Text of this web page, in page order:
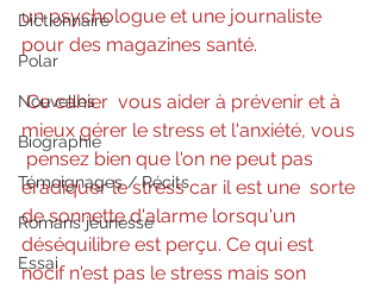
Dictionnaire
Polar
Nouvelles
Biographie
Témoignages / Récits
Romans jeunesse
Essai
un psychologue et une journaliste
pour des magazines santé.
Ce cahier  vous aider à prévenir et à
mieux gérer le stress et l'anxiété, vous
pensez bien que l'on ne peut pas
éradiquer le stress car il est une  sorte
de sonnette d'alarme lorsqu'un
déséquilibre est perçu. Ce qui est
nocif n'est pas le stress mais son